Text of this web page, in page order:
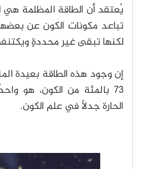
يُعتقد أن الطاقة المظلمة هي
تباعد مكونات الكون عن
لكنها تبقى غير محددةٍ
إن وجود هذه الطاقة بعيدة
73 بالمئة من الكون، هو
الحارة جدلًا في علم الكون.